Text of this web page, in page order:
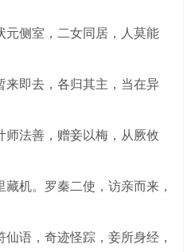
侧室，二女同居，人莫能
即去，各归其主，当在异
法善，赠妾以梅，从厥攸
机。罗秦二使，访亲而来，
语，奇迹怪踪，妾所身经，